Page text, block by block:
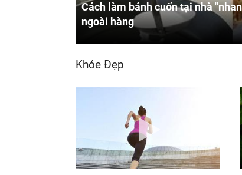
Cách làm bánh cuốn tại nhà
ngoài hàng
Khỏe Đẹp